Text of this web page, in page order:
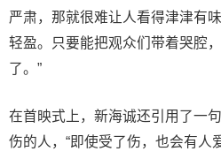
严肃，那就很难让人看得津津有
轻盈。只要能把观众们带着哭腔
了。”
在首映式上，新海诚还引用了一
伤的人，“即使受了伤，也会有人